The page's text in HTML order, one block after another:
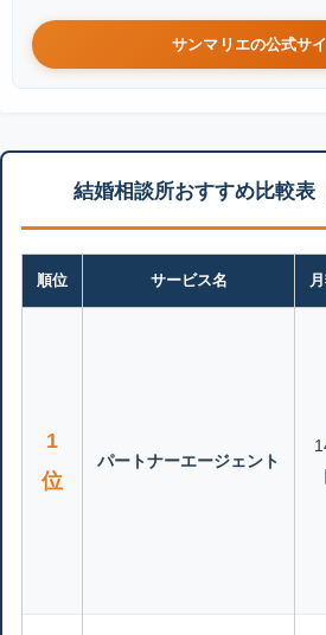
サンマリエの公式サ
結婚相談所おすすめ比較表
順位 サービス名
1
位
パートナーエージェント